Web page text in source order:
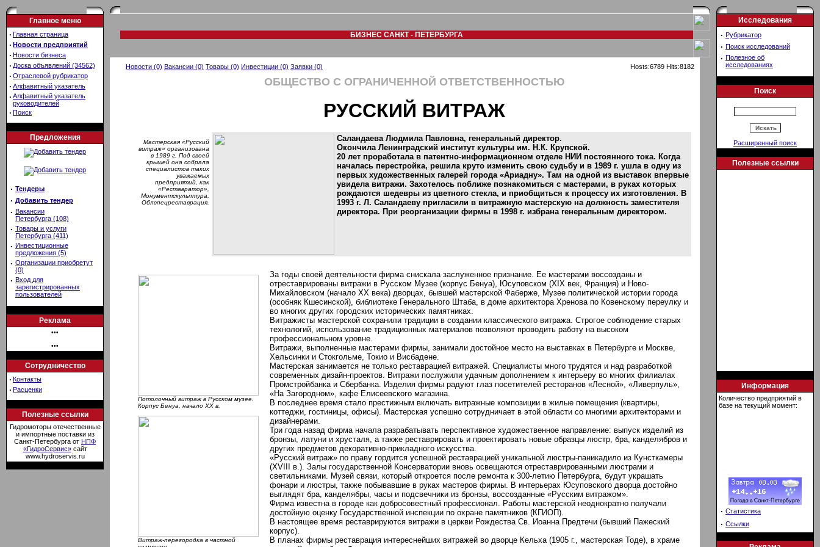
Главное меню
· Главная страница
· Новости предприятий
· Новости бизнеса
· Доска объявлений (34562)
· Отраслевой рубрикатор
· Алфавитный указатель
· Алфавитный указатель
руководителей
· Поиск
Предложения
· Тендеры
· Добавить тендер
· Вакансии
Петербурга (108)
· Товары и услуги
Петербурга (411)
· Инвестиционные
предложения (5)
· Организации приобретут
(0)
· Вход для
зарегистрированных
пользователей
Реклама
•••
•••
Сотрудничество
· Контакты
· Расценки
Полезные ссылки
Гидромоторы отечественные
и импортные поставки из
Санкт-Петербурга от НПФ
«ГидроСервис»сайт
www.hydroservis.ru
БИЗНЕС САНКТ - ПЕТЕРБУРГА
Новости (0) Вакансии (0) Товары (0) Инвестиции (0) Заявки (0) Hosts:6789 Hits:8182
ОБЩЕСТВО С ОГРАНИЧЕННОЙ ОТВЕТСТВЕННОСТЬЮ
РУССКИЙ ВИТРАЖ
Мастерская «Русский
витраж» организована
в 1989 г. Под своей
крышей она собрала
специалистов таких
уважаемых
предприятий, как
«Реставратор»,
Монументскульптура,
Облспецреставрация.
Саландаева Людмила Павловна, генеральный директор.
Окончила Ленинградский институт культуры им. Н.К. Крупской.
20 лет проработала в патентно-информационном отделе НИИ постоянного тока. Когда
началась перестройка, решила круто изменить свою судьбу и в 1989 г. ушла в одну из
первых художественных галерей города «Ариадну». Там на одной из выставок впервые
увидела витражи. Захотелось поближе познакомиться с мастерами, в руках которых
рождаются шедевры из цветного стекла, и приобщиться к процессу их изготовления. В
1993 г. Л. Саландаеву пригласили в витражную мастерскую на должность заместителя
директора. При реорганизации фирмы в 1998 г. избрана генеральным директором.
Потолочный витраж в Русском музее.
Корпус Бенуа, начало ХХ в.
Витраж-перегородка в частной
За годы своей деятельности фирма снискала заслуженное признание. Ее мастерами воссозданы и
отреставрированы витражи в Русском Музее (корпус Бенуа), Юсуповском (XIX век, Франция) и Ново-
Михайловском (начало XX века) дворцах, бывшей мастерской Фаберже, Музее политической истории города
(особняк Кшесинской), библиотеке Генерального Штаба, в доме архитектора Хренова по Ковенскому переулку и
во многих других городских исторических памятниках.
Витражисты мастерской сохранили традиции в создании классического витража. Строгое соблюдение старых
технологий, использование традиционных материалов позволяют проводить работу на высоком
профессиональном уровне.
Витражи, выполненные мастерами фирмы, занимали достойное место на выставках в Петербурге и Москве,
Хельсинки и Стокгольме, Токио и Висбадене.
Мастерская занимается не только реставрацией витражей. Специалисты много трудятся и над разработкой
современных дизайн-проектов. Витражи послужили удачным дополнением к интерьеру во многих филиалах
Промстройбанка и Сбербанка. Изделия фирмы радуют глаз посетителей ресторанов «Лесной», «Ливерпуль»,
«На Загородном», кафе Елисеевского магазина.
В последнее время стало престижным включать витражные композиции в жилые помещения (квартиры,
коттеджи, гостиницы, офисы). Мастерская успешно сотрудничает в этой области со многими архитекторами и
дизайнерами.
Три года назад фирма начала разрабатывать перспективное художественное направление: выпуск изделий из
бронзы, латуни и хрусталя, а также реставрировать и проектировать новые образцы люстр, бра, канделябров и
других предметов декоративно-прикладного искусства.
«Русский витраж» по праву гордится успешной реставрацией уникальной люстры-паникадило из Кунсткамеры
(XVIII в.). Залы государственной Консерватории вновь освещаются отреставрированными люстрами и
светильниками. Музей связи, который откроется после ремонта к 300-летию Петербурга, будут украшать
фонари и люстры, также побывавшие в руках мастеров фирмы. В интерьерах Юсуповского дворца достойно
выглядят бра, канделябры, часы и подсвечники из бронзы, воссозданные «Русским витражом».
Фирма известна в городе как добросовестный профессионал. Работы мастерской неоднократно получали
достойную оценку Государственной инспекции по охране памятников (КГИОП).
В настоящее время реставрируются витражи в церкви Рождества Св. Иоанна Предтечи (бывший Пажеский
корпус).
В планах фирмы реставрация интереснейших витражей во дворце Кельха (1905 г., мастерская Тоде), в храме
Исследования
· Рубрикатор
· Поиск исследований
· Полезное об
исследованиях
Поиск
Расширенный поиск
Полезные ссылки
Информация
Количество предприятий в
базе на текущий момент:
· Статистика
· Ссылки